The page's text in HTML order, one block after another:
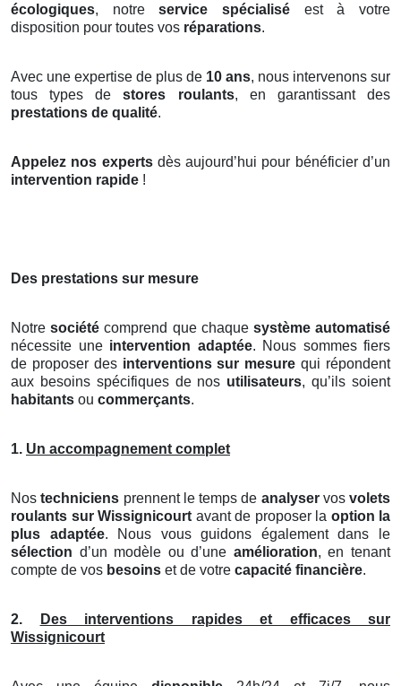
écologiques, notreservice spécialisé est à votre
disposition pour toutes vos réparations.
Avec une expertise de plus de 10 ans, nous intervenons sur
tous types destores roulants, en garantissant des
prestations de qualité.
Appelez nos expertsdès aujourd’hui pour bénéficier d’un
intervention rapide !
Des prestations sur mesure
Notresociété comprend que chaque système automatisé
nécessite une intervention adaptée. Nous sommes fiers
de proposer des interventions sur mesure qui répondent
aux besoins spécifiques de nos utilisateurs, qu’ils soient
habitants ou commerçants.
1. Un accompagnement complet
Nostechniciens prennent le temps de analyservos volets
roulants sur Wissignicourt avant de proposer la option la
plus adaptée. Nous vous guidons également dans le
sélection d’un modèle ou d’une amélioration, en tenant
compte de vos besoins et de votre capacité financière.
2.
Des interventions rapides et efficaces sur
Wissignicourt